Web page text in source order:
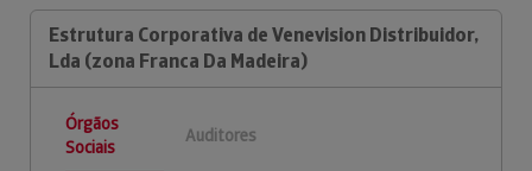
Estrutura Corporativa de Venevision Distribuidor,
Lda (zona Franca Da Madeira)
Órgãos
Sociais
Auditores